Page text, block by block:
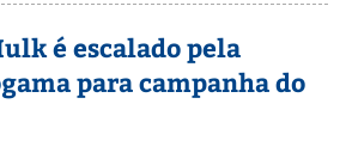
é escalado pela
para campanha do